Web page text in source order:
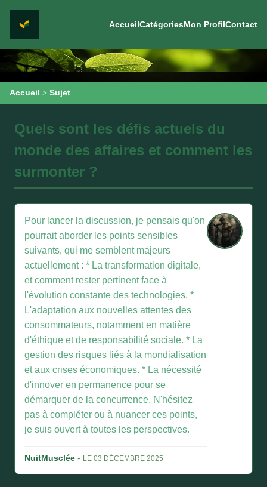
AccueilCatégoriesMon ProfilContact
Accueil > Sujet
Quels sont les défis actuels du
monde des affaires et comment les
surmonter ?
Pour lancer la discussion, je pensais qu'on
pourrait aborder les points sensibles
suivants, qui me semblent majeurs
actuellement : * La transformation digitale,
et comment rester pertinent face à
l'évolution constante des technologies. *
L'adaptation aux nouvelles attentes des
consommateurs, notamment en matière
d'éthique et de responsabilité sociale. * La
gestion des risques liés à la mondialisation
et aux crises économiques. * La nécessité
d'innover en permanence pour se
démarquer de la concurrence. N'hésitez
pas à compléter ou à nuancer ces points,
je suis ouvert à toutes les perspectives.
NuitMusclée - LE 03 DÉCEMBRE 2025